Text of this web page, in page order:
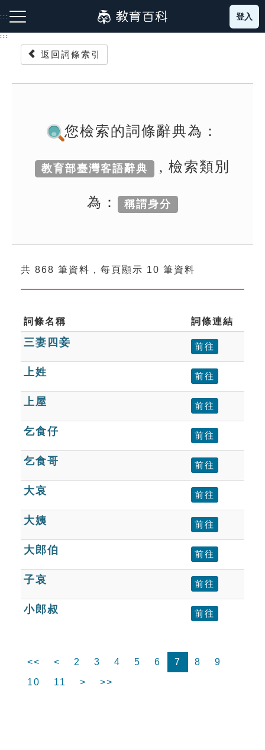
到
主
:::
成語故事
索引選單
單字索引
生命大百科索引
遊戲專區
教學應用
貓頭鷹博士
登入
:::
返回詞條索引
您檢索的詞條辭典為：
教育部臺灣客語辭典 , 檢索類別
為： 稱謂身分
共 868 筆資料，每頁顯示 10 筆資料
詞條名稱 詞條連結
三妻四妾 前往
上姓 前往
上屋 前往
乞食仔 前往
乞食哥 前往
大哀 前往
大姨 前往
大郎伯 前往
子哀 前往
小郎叔 前往
<< < 2 3 4 5 6 7 8
9
10
11 > >>